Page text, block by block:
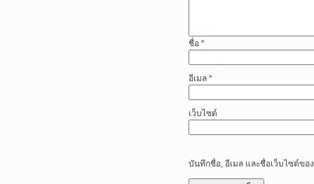
ชื่อ *
อีเมล *
เว็บไซต์
บันทึกชื่อ, อีเมล และชื่อเว็บไซต์ขอ